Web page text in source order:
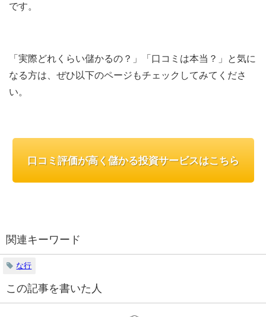
です。
「実際どれくらい儲かるの？」「口コミは本当？」と気に
なる方は、ぜひ以下のページもチェックしてみてくださ
い。
口コミ評価が高く儲かる投資サービスはこちら
関連キーワード
な行
この記事を書いた人